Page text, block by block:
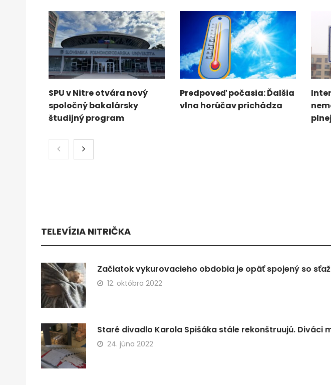
SPU v Nitre otvára nový
spoločný bakalársky
študijný program
Predpoveď počasia: Ďalšia
vlna horúčav prichádza
TELEVÍZIA NITRIČKA
Začiatok vykurovacieho obdobia je opäť spojený so
12. októbra 2022
Staré divadlo Karola Spišáka stále rekonštruujú.
24. júna 2022